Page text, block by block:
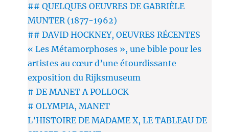
## QUELQUES OEUVRES DE GABRIÈLE
MUNTER (1877-1962)
## DAVID HOCKNEY, OEUVRES RÉCENTES
« Les Métamorphoses », une bible pour les
artistes au cœur d’une étourdissante
exposition du Rijksmuseum
# DE MANET A POLLOCK
# OLYMPIA, MANET
L’HISTOIRE DE MADAME X, LE TABLEAU DE